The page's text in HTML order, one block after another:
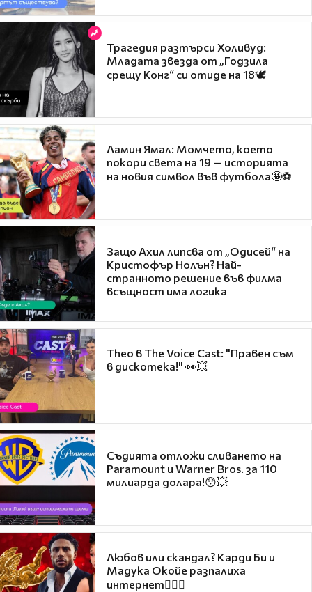
Трагедия разтърси Холивуд:
Младата звезда от „Годзила
срещу Конг“ си отиде на 18🕊️
Ламин Ямал: Момчето, което
покори света на 19 — историята
на новия символ във футбола🤩⚽
Защо Ахил липсва от „Одисей“ на
Кристофър Нолън? Най-
странното решение във филма
всъщност има логика
Theo в The Voice Cast: "Правен съм
в дискотека!" 👀💥
Съдията отложи сливането на
Paramount и Warner Bros. за 110
милиарда долара!😯💥
Любов или скандал? Карди Би и
Мадука Окойе разпалиха
интернет❤️‍🔥🔥